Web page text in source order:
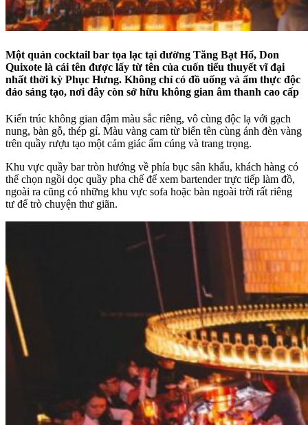
Một quán cocktail bar tọa lạc tại đường Tăng Bạt Hổ, Don
Quixote là cái tên được lấy từ tên của cuốn tiểu thuyết vĩ đại
nhất thời kỳ Phục Hưng. Không chỉ có đồ uống và ẩm thực độc
đáo sáng tạo, nơi đây còn sở hữu không gian âm thanh cao cấp
Kiến trúc không gian đậm màu sắc riêng, vô cùng độc lạ với gạch
nung, bàn gỗ, thép gỉ. Màu vàng cam từ biển tên cùng ánh đèn vàng
trên quầy rượu tạo một cảm giác ấm cúng và trang trọng.
Khu vực quầy bar tròn hướng về phía bục sân khấu, khách hàng có
thể chọn ngồi dọc quầy pha chế để xem bartender trực tiếp làm đồ,
ngoài ra cũng có những khu vực sofa hoặc bàn ngoài trời rất riêng
tư để trò chuyện thư giãn.